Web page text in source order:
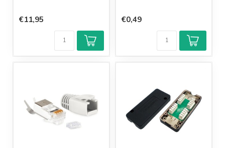
€11,95 €0,49